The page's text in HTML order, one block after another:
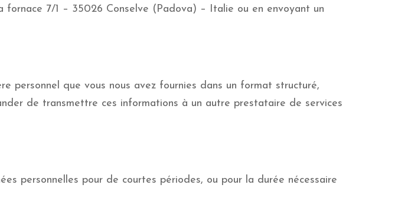
7/1 – 35026 Conselve (Padova) – Italie ou en envoyant un
personnel que vous nous avez fournies dans un format structuré,
de transmettre ces informations à un autre prestataire de services
personnelles pour de courtes périodes, ou pour la durée nécessaire